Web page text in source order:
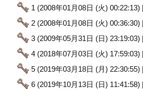
1 (2008年01月08日 (火) 00:22:13)
2 (2008年01月08日 (火) 00:36:30)
3 (2009年05月31日 (日) 23:19:03)
4 (2018年07月03日 (火) 17:59:03)
5 (2019年03月18日 (月) 22:30:55)
6 (2019年10月13日 (日) 11:41:58)